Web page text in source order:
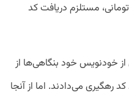
حداکثر ۲۰۰ میلیون تومانی، مستلزم دریافت کد
خودنویس خود بنگاهی‌ها از
رهگیری می‌دادند. اما از آنجا